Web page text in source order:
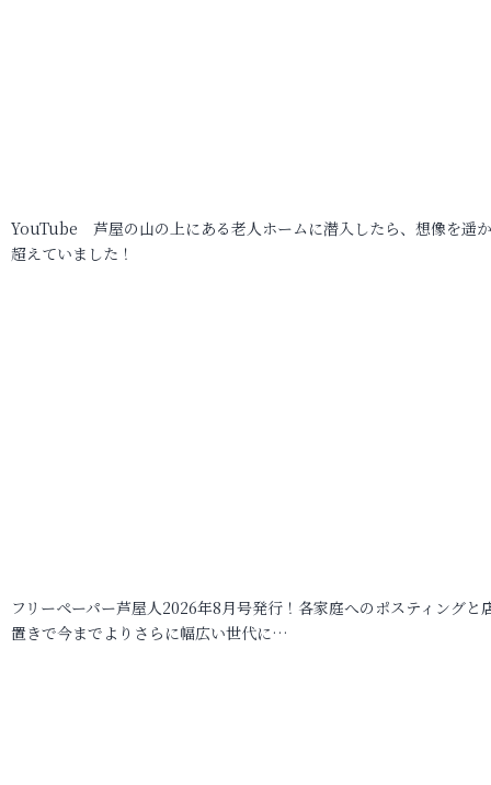
YouTube 芦屋の山の上にある老人ホームに潜入したら、想像を遥
超えていました！
フリーペーパー芦屋人2026年8月号発行！各家庭へのポスティングと
置きで今までよりさらに幅広い世代に…